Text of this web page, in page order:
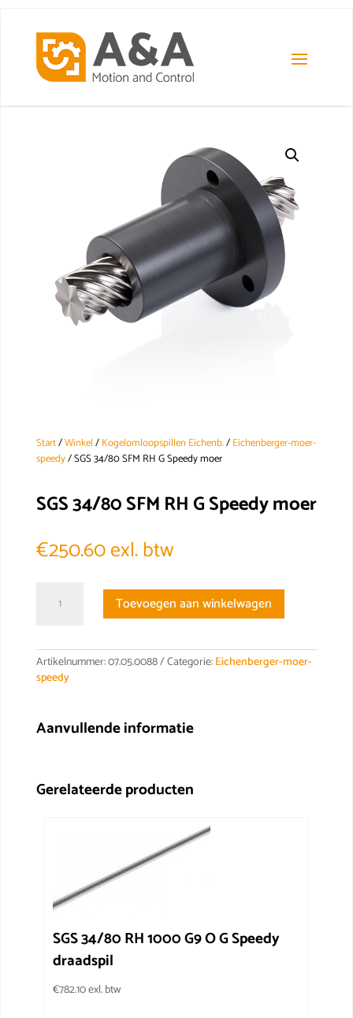
Start/Winkel/Kogelomloopspillen Eichenb./Eichenberger-moer-
speedy/ SGS 34/80 SFM RH G Speedy moer
SGS 34/80 SFM RH G Speedy moer
€250.60exl. btw
34/80
G
Speedy
moer
Toevoegen aan winkelwagen
Artikelnummer:07.05.0088 Categorie:Eichenberger-moer-
speedy
Aanvullende informatie
Gerelateerde producten
SGS 34/80 RH 1000 G9 O G Speedy
draadspil
€782.10exl. btw